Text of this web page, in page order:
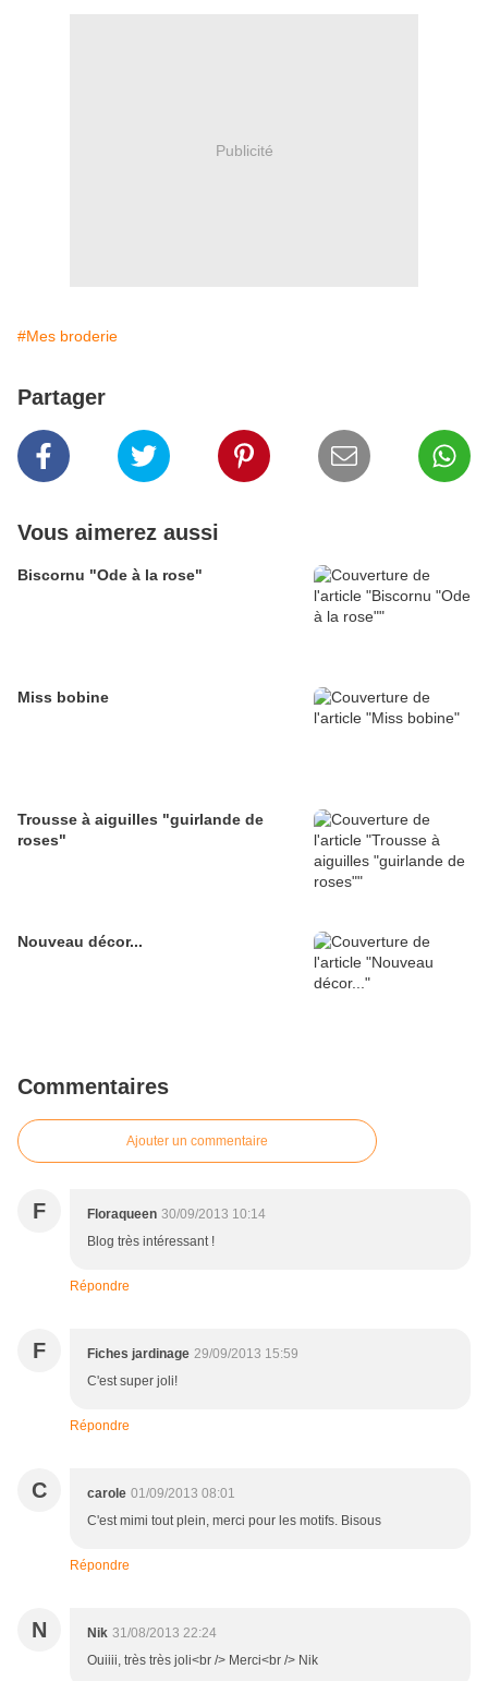
Publicité
#Mes broderie
Partager
Vous aimerez aussi
Biscornu "Ode à la rose"
Miss bobine
Trousse à aiguilles "guirlande de
roses"
Nouveau décor...
Commentaires
Ajouter un commentaire
F Floraqueen 30/09/2013 10:14
Blog très intéressant !
Répondre
F Fiches jardinage 29/09/2013 15:59
C'est super joli!
Répondre
C carole 01/09/2013 08:01
C'est mimi tout plein, merci pour les motifs. Bisous
Répondre
N Nik 31/08/2013 22:24
Ouiiii, très très joli<br /> Merci<br /> Nik